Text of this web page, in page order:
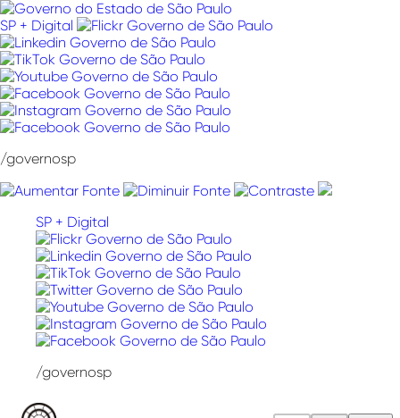
Pular
para
o
conteúdo
SP + Digital
/governosp
SP + Digital
/governosp